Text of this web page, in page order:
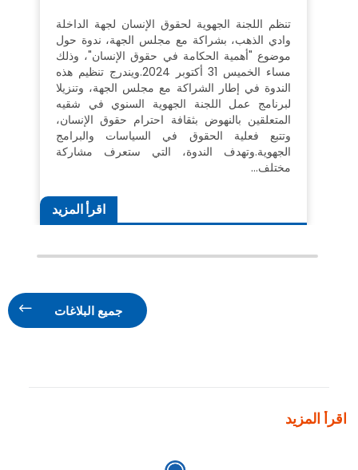
تنظم اللجنة الجهوية لحقوق الإنسان لجهة الداخلة
وادي الذهب، بشراكة مع مجلس الجهة، ندوة حول
موضوع "أهمية الحكامة في حقوق الإنسان"، وذلك
مساء الخميس 31 أكتوبر 2024.ويندرج تنظيم هذه
الندوة في إطار الشراكة مع مجلس الجهة، وتنزيلا
لبرنامج عمل اللجنة الجهوية السنوي في شقيه
المتعلقين بالنهوض بثقافة احترام حقوق الإنسان،
وتتبع فعلية الحقوق في السياسات والبرامج
الجهوية.وتهدف الندوة، التي ستعرف مشاركة
مختلف…
اقرأ المزيد
جميع البلاغات
اقرأ المزيد